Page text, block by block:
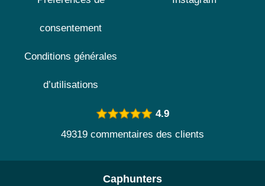
consentement
Conditions générales
d’utilisations
4.9
49319 commentaires des clients
Caphunters